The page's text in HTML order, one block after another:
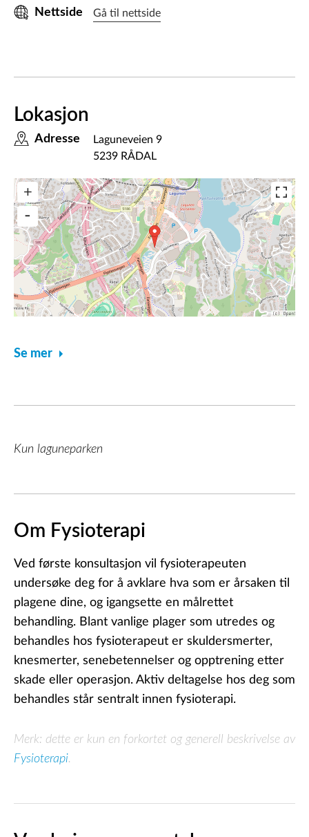
Nettside Gå til nettside
Lokasjon
Adresse
Laguneveien 9
5239 RÅDAL
Se mer
Kun laguneparken
Om Fysioterapi
Ved første konsultasjon vil fysioterapeuten
undersøke deg for å avklare hva som er årsaken til
plagene dine, og igangsette en målrettet
behandling. Blant vanlige plager som utredes og
behandles hos fysioterapeut er skuldersmerter,
knesmerter, senebetennelser og opptrening etter
skade eller operasjon. Aktiv deltagelse hos deg som
behandles står sentralt innen fysioterapi.
Merk: dette er kun en forkortet og generell beskrivelse av
Fysioterapi.